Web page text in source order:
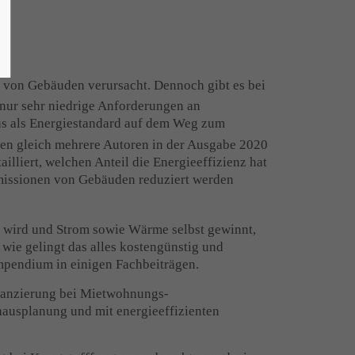
Gebäuden verursacht. Dennoch gibt es bei
sehr niedrige Anforderungen an
als Energiestandard auf dem Weg zum
gleich mehrere Autoren in der Ausgabe 2020
welchen Anteil die Energieeffizienz hat
von Gebäuden reduziert werden
und Strom sowie Wärme selbst gewinnt,
gelingt das alles kostengünstig und
in einigen Fachbeiträgen.
bei Mietwohnungs-
und mit energieeffizienten